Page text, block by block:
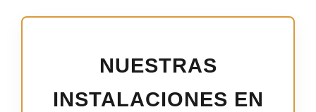
NUESTRAS
INSTALACIONES EN